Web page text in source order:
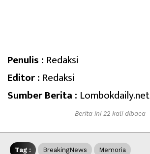
Penulis : Redaksi
Editor : Redaksi
Sumber Berita : Lombokdaily.net
Berita ini 22 kali dibaca
Tag : BreakingNews Memoria